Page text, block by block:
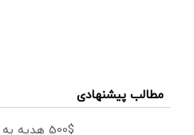
مطالب پیشنهادی
500$ هدیه به کاربران جدید،ثبت نام کن